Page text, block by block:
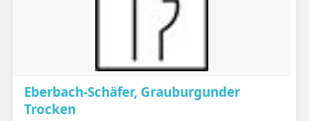
Eberbach-Schäfer, Grauburgunder
Trocken